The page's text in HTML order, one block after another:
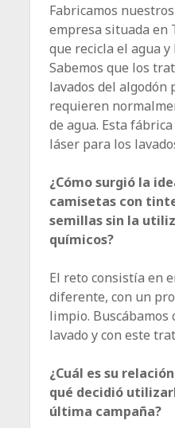
Fabricamos
empresa situada en
que recicla el agua
Sabemos que los
lavados del algodón
requieren
de agua. Esta
láser para los
¿Cómo surgió la
camisetas con
semillas sin la
químicos?
El reto consistía en
diferente, con un
limpio. Buscábamos
lavado y con este
¿Cuál es su
qué decidió
última campaña?